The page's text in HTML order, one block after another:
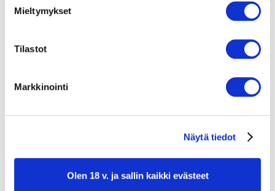
Mieltymykset
Tilastot
Markkinointi
Näytä tiedot
Olen 18 v. ja sallin kaikki evästeet
1 punainen chili
1 pieni punasipuli
1/4 ruukku tuoretta korianteria silputtuna
1/4 tl suolaa
1–2 rkl rypsiöljyä (salsaan)